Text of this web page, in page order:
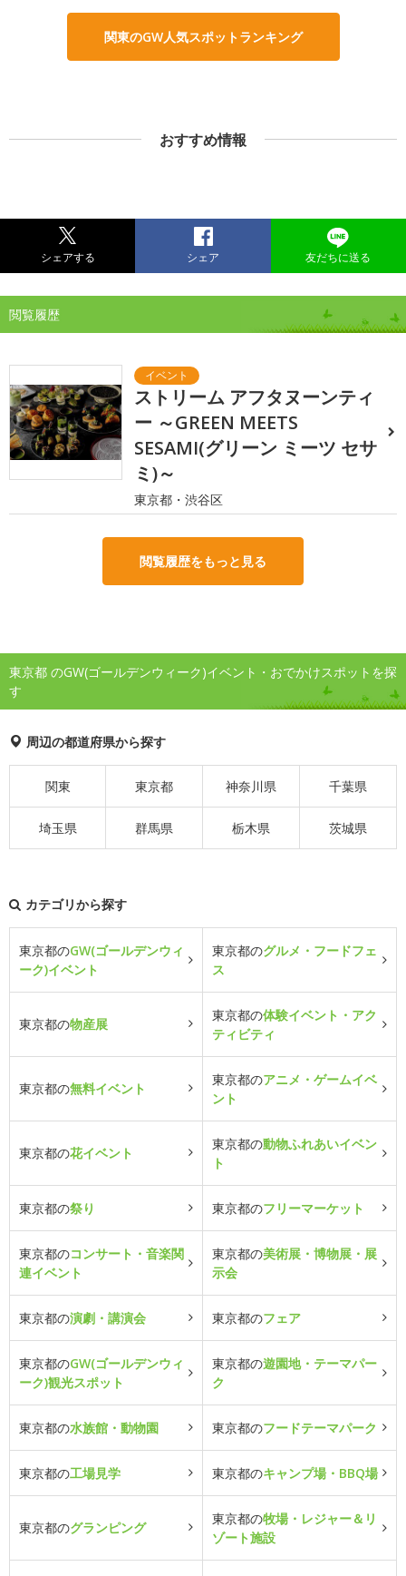
関東のGW人気スポットランキング
おすすめ情報
シェアする シェア 友だちに送る
閲覧履歴
ストリーム アフタヌーンティ
ー ～GREEN MEETS
SESAMI(グリーン ミーツ セサ
ミ)～
東京都・渋谷区
閲覧履歴をもっと見る
東京都 のGW(ゴールデンウィーク)イベント・おでかけスポットを探
す
周辺の都道府県から探す
関東 東京都 神奈川県 千葉県
埼玉県 群馬県 栃木県 茨城県
カテゴリから探す
東京都のGW(ゴールデンウィ
ーク)イベント
東京都のグルメ・フードフェ
ス
東京都の物産展
東京都の体験イベント・アク
ティビティ
東京都の無料イベント
東京都のアニメ・ゲームイベ
ント
東京都の花イベント
東京都の動物ふれあいイベン
ト
東京都の祭り 東京都のフリーマーケット
東京都のコンサート・音楽関
連イベント
東京都の美術展・博物展・展
示会
東京都の演劇・講演会 東京都のフェア
東京都のGW(ゴールデンウィ
ーク)観光スポット
東京都の遊園地・テーマパー
ク
東京都の水族館・動物園 東京都のフードテーマパーク
東京都の工場見学 東京都のキャンプ場・BBQ場
東京都のグランピング
東京都の牧場・レジャー＆リ
ゾート施設